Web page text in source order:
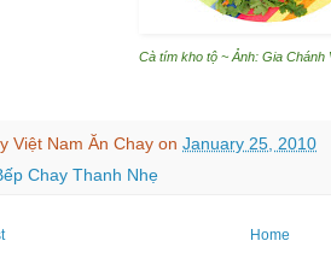
Cà tím kho tộ ~ Ảnh: Gia Chánh
Việt Nam Ăn Chay on January 25, 2010
Chay Thanh Nhẹ
Home